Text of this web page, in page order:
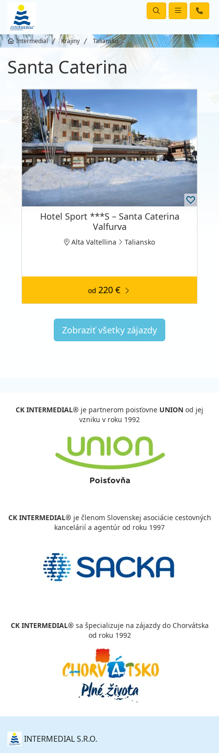
Intermedial Krajiny Taliansko
Santa Caterina
Hotel Sport ***S – Santa Caterina
Valfurva
Alta Valtellina Taliansko
od220 €
Zobraziť všetky zájazdy
CK INTERMEDIAL® je partnerom poisťovne UNION od jej
vzniku v roku 1992
CK INTERMEDIAL® je členom Slovenskej asociácie cestovných
kancelárií a agentúr od roku 1997
CK INTERMEDIAL® sa špecializuje na zájazdy do Chorvátska
od roku 1992
O
NÁS INTERMEDIAL S.R.O.